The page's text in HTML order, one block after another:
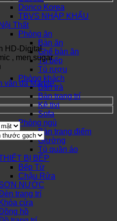
Dorico Korea
TBVS NHẬP KHẨU
Nội Thất
Phòng ăn
Bàn ăn
Ghế bàn ăn
Tủ bếp
Tủ rượu
Phòng khách
Bàn trà
Bàn trang trí
Kệ tivi
Sofa
Phòng ngủ
Bàn trang điểm
Giường
Tủ quần áo
BỊ BẾP
Bếp Từ
Chậu Rửa
NƯỚC
trang trí
Khóa cửa
hồ
HD-Digital
, men sugar
vân đá Marble